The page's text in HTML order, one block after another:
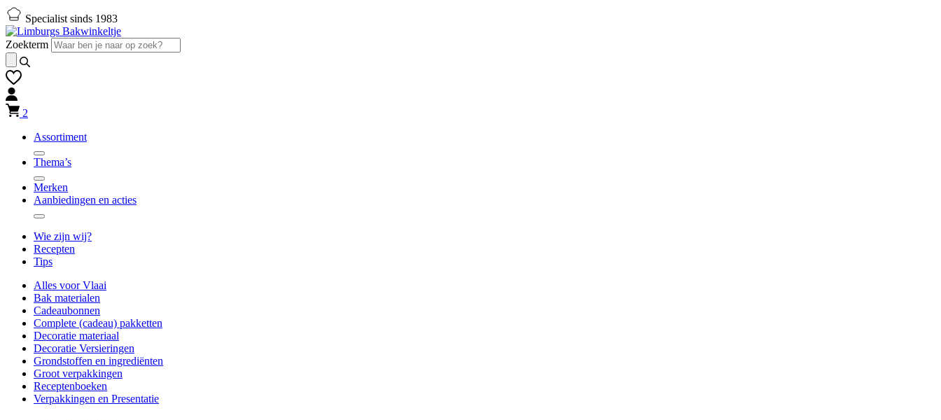
Naar
hoofd-
inhoud
gaan
Naar
footer
gaan
Specialist sinds 1983
Zoekterm
2
Assortiment
Thema’s
Merken
Aanbiedingen en acties
Wie zijn wij?
Recepten
Tips
Alles voor Vlaai
Bak materialen
Cadeaubonnen
Complete (cadeau) pakketten
Decoratie materiaal
Decoratie Versieringen
Grondstoffen en ingrediënten
Groot verpakkingen
Receptenboeken
Verpakkingen en Presentatie